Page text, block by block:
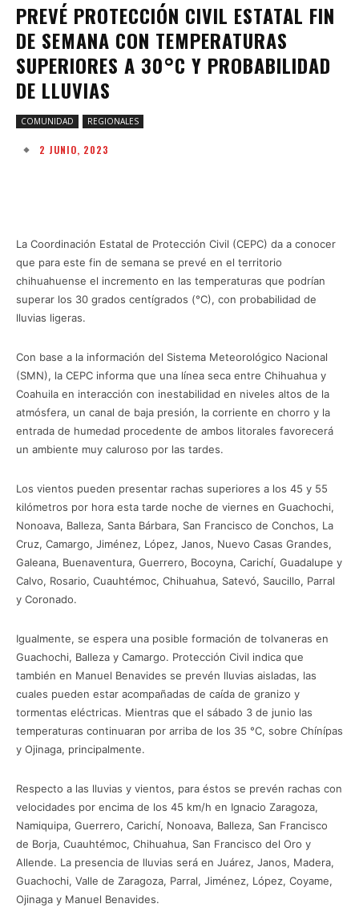
PREVÉ PROTECCIÓN CIVIL ESTATAL FIN
DE SEMANA CON TEMPERATURAS
SUPERIORES A 30°C Y PROBABILIDAD
DE LLUVIAS
COMUNIDAD REGIONALES
2 JUNIO, 2023
La Coordinación Estatal de Protección Civil (CEPC) da a conocer
que para este fin de semana se prevé en el territorio
chihuahuense el incremento en las temperaturas que podrían
superar los 30 grados centígrados (°C), con probabilidad de
lluvias ligeras.
Con base a la información del Sistema Meteorológico Nacional
(SMN), la CEPC informa que una línea seca entre Chihuahua y
Coahuila en interacción con inestabilidad en niveles altos de la
atmósfera, un canal de baja presión, la corriente en chorro y la
entrada de humedad procedente de ambos litorales favorecerá
un ambiente muy caluroso por las tardes.
Los vientos pueden presentar rachas superiores a los 45 y 55
kilómetros por hora esta tarde noche de viernes en Guachochi,
Nonoava, Balleza, Santa Bárbara, San Francisco de Conchos, La
Cruz, Camargo, Jiménez, López, Janos, Nuevo Casas Grandes,
Galeana, Buenaventura, Guerrero, Bocoyna, Carichí, Guadalupe y
Calvo, Rosario, Cuauhtémoc, Chihuahua, Satevó, Saucillo, Parral
y Coronado.
Igualmente, se espera una posible formación de tolvaneras en
Guachochi, Balleza y Camargo. Protección Civil indica que
también en Manuel Benavides se prevén lluvias aisladas, las
cuales pueden estar acompañadas de caída de granizo y
tormentas eléctricas. Mientras que el sábado 3 de junio las
temperaturas continuaran por arriba de los 35 °C, sobre Chínípas
y Ojinaga, principalmente.
Respecto a las lluvias y vientos, para éstos se prevén rachas con
velocidades por encima de los 45 km/h en Ignacio Zaragoza,
Namiquipa, Guerrero, Carichí, Nonoava, Balleza, San Francisco
de Borja, Cuauhtémoc, Chihuahua, San Francisco del Oro y
Allende. La presencia de lluvias será en Juárez, Janos, Madera,
Guachochi, Valle de Zaragoza, Parral, Jiménez, López, Coyame,
Ojinaga y Manuel Benavides.